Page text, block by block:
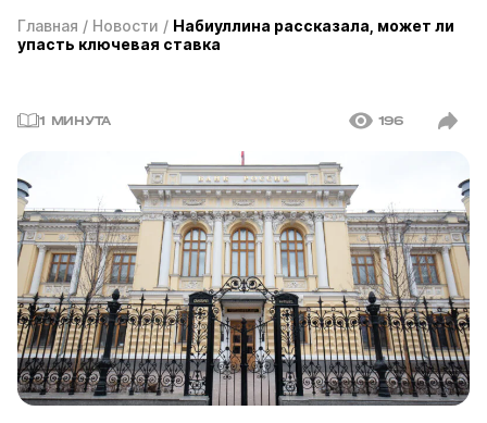
Главная / Новости / Набиуллина рассказала, может ли
упасть ключевая ставка
1 МИНУТА 196